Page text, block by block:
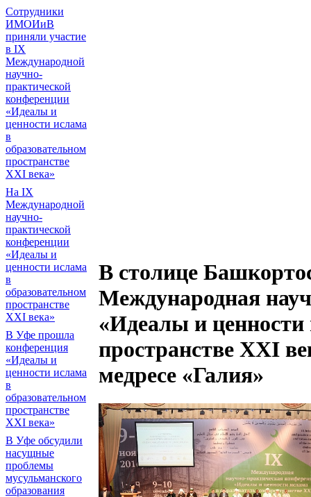
Сотрудники
ИМОИиВ
приняли участие
в IX
Международной
научно-
практической
конференции
«Идеалы и
ценности ислама
в
образовательном
пространстве
XXI века»
На IX
Международной
научно-
практической
конференции
«Идеалы и
ценности ислама
в
образовательном
пространстве
XXI века»
В Уфе прошла
конференция
«Идеалы и
ценности ислама
в
образовательном
пространстве
XXI века»
В Уфе обсудили
насущные
проблемы
мусульманского
образования
В столице
Международная
«Идеалы и ценности
пространстве XXI
медресе «Галия»